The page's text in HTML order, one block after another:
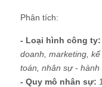
Phân tích:
- Loại hình công ty:
doanh, marketing,
toán, nhân sự - hành
- Quy mô nhân sự: